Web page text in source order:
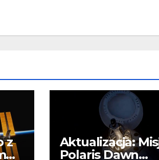
z
Aktualizacja:
Polaris Dawn